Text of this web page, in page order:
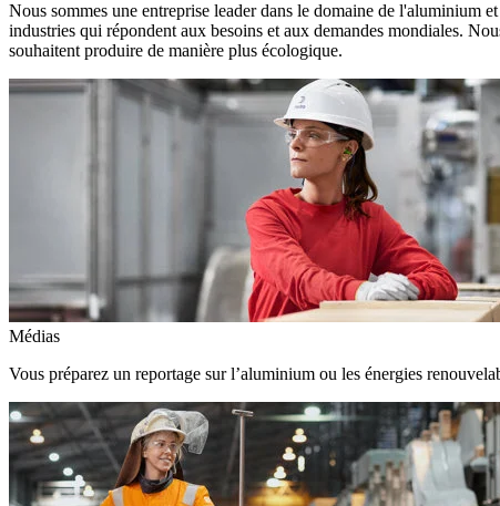
Nous sommes une entreprise leader dans le domaine de l'aluminium
industries qui répondent aux besoins et aux demandes mondiales.
souhaitent produire de manière plus écologique.
Médias
Vous préparez un reportage sur l’aluminium ou les énergies